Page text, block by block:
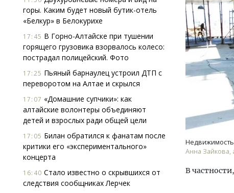
горы. Каким будет новый бутик-отель
«Белкур» в Белокурихе
17:45 В Горно-Алтайске при тушении
горящего грузовика взорвалось колесо:
пострадал полицейский. Фото
17:25 Пьяный барнаулец устроил ДТП с
переворотом на Алтае и скрылся
17:07 «Домашние супчики»: как
алтайские волонтеры объединяют
детей и взрослых ради общей цели
17:05 Билан обратился к фанатам после
критики его «экспериментального»
концерта
16:40 Стало известно о скрывшихся от
следствия сообщниках Лерчек
Анна Зайкова,
В
Архитектурный код начинается с
земли. Мощение крупноформатными
плитами становится новым
стандартом благоустройства
СТРОИТЕЛЬСТВО
ЗИАС